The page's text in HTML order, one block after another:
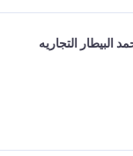
البيطار التجاريه